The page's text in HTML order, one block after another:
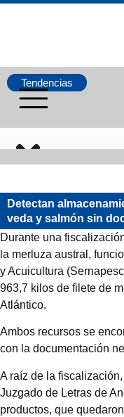
Tendencias
Pesca
Acuicultura
Multimedia
Opinion
Designaciones
Detectan
plena veda y
origen
Durante una
veda de la merluza
Nacional de Pesca y
detectaron el
Ambos recursos se
acreditar su origen
A raíz de la